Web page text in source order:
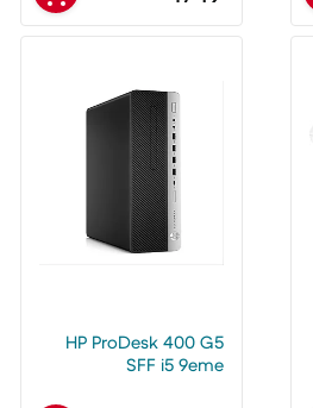
HP ProDesk 400 G5
SFF i5 9eme